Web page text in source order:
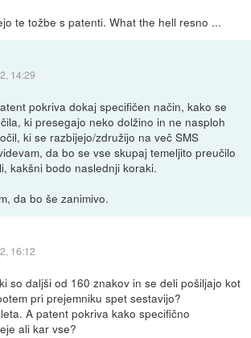
te tožbe s patenti. What the hell resno ...
14:29
pokriva dokaj specifičen način, kako se
ki presegajo neko dolžino in ne nasploh
ki se razbijejo/združijo na več SMS
da bo se vse skupaj temeljito preučilo
kakšni bodo naslednji koraki.
da bo še zanimivo.
16:12
so daljši od 160 znakov in se deli pošiljajo kot
pri prejemniku spet sestavijo?
A patent pokriva kako specifično
ali kar vse?